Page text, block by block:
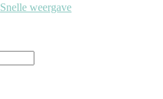
Snelle weergave